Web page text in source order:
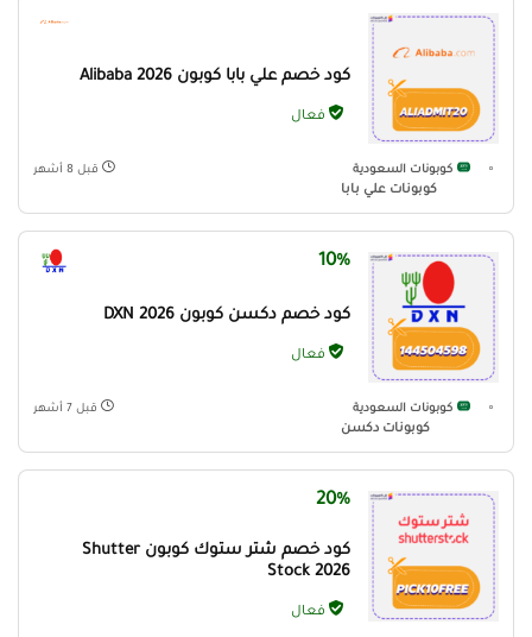
كود خصم علي بابا كوبون Alibaba 2026
فعال
كوبونات السعودية
كوبونات علي بابا
قبل 8 أشهر
10%
كود خصم دكسن كوبون DXN 2026
فعال
كوبونات السعودية
كوبونات دكسن
قبل 7 أشهر
20%
كود خصم شتر ستوك كوبون Shutter
Stock 2026
فعال